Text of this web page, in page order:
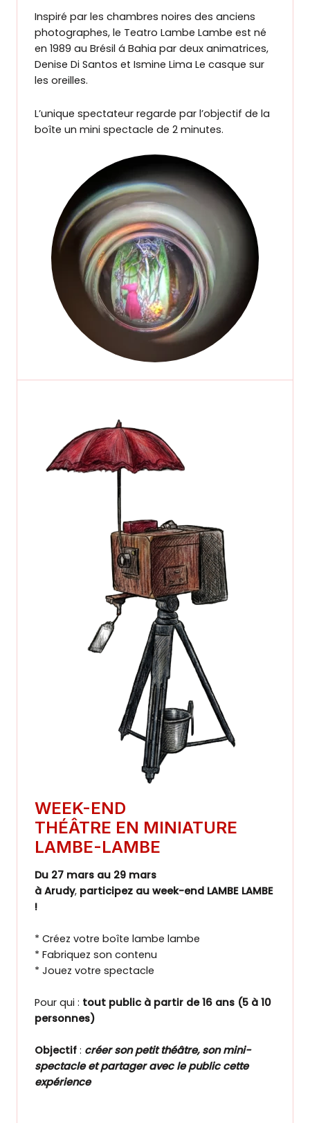
Inspiré par les chambres noires des anciens
photographes, le Teatro Lambe Lambe est né
en 1989 au Brésil á Bahia par deux animatrices,
Denise Di Santos et Ismine Lima Le casque sur
les oreilles.
L’unique spectateur regarde par l’objectif de la
boîte un mini spectacle de 2 minutes.
WEEK-END
THÉÂTRE EN MINIATURE
LAMBE-LAMBE
Du 27 mars au 29 mars
à Arudy, participez au week-end LAMBE LAMBE
!
* Créez votre boîte lambe lambe
* Fabriquez son contenu
* Jouez votre spectacle
Pour qui : tout public à partir de 16 ans (5 à 10
personnes)
Objectif : créer son petit théâtre, son mini-
spectacle et partager avec le public cette
expérience